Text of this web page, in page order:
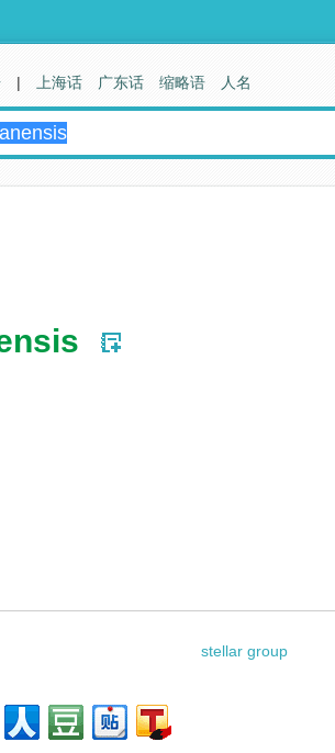
stellar group
| 上海话 广东话 缩略语 人名